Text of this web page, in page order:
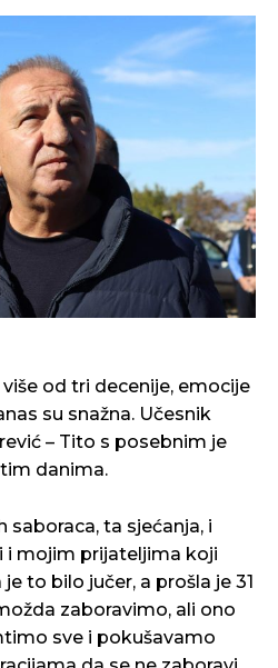
od tri decenije, emocije
su snažna. Učesnik
– Tito s posebnim je
danima.
saboraca, ta sjećanja, i
i mojim prijateljima koji
to bilo jučer, a prošla je 31
zaboravimo, ali ono
sve i pokušavamo